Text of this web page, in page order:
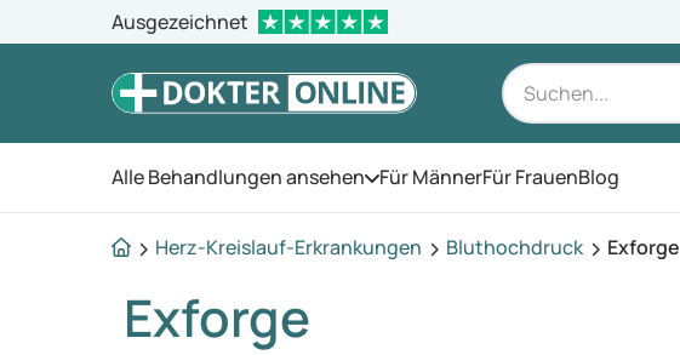
Ausgezeichnet
Alle Behandlungen ansehen Öffnen Sie das Menü
Für MännerFür FrauenBlog
Herz-Kreislauf-Erkrankungen Bluthochdruck Exforge
Exforge